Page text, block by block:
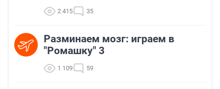
2 415 35
Разминаем мозг: играем в
"Ромашку" 3
1 109 59